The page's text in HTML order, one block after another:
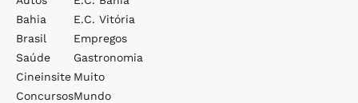
Bahia
Brasil
Saúde
Cineinsite
Concursos
E.c. Vitória
Empregos
Gastronomia
Muito
Mundo